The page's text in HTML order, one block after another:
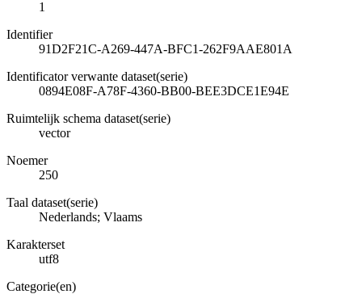
1
Identifier
91D2F21C-A269-447A-BFC1-262F9AAE801A
Identificator verwante dataset(serie)
0894E08F-A78F-4360-BB00-BEE3DCE1E94E
Ruimtelijk schema dataset(serie)
vector
Noemer
250
Taal dataset(serie)
Nederlands; Vlaams
Karakterset
utf8
Categorie(en)